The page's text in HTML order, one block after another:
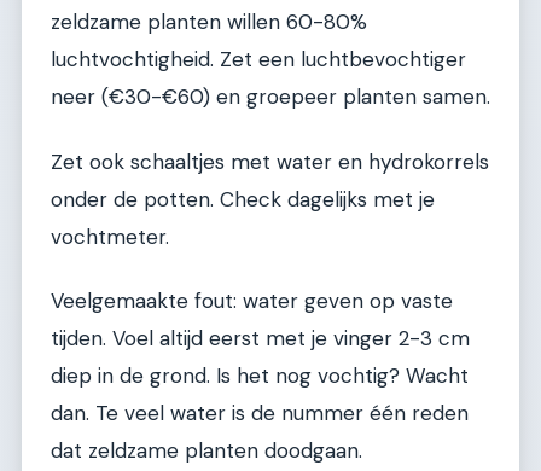
zeldzame planten willen 60-80%
luchtvochtigheid. Zet een luchtbevochtiger
neer (€30-€60) en groepeer planten samen.
Zet ook schaaltjes met water en hydrokorrels
onder de potten. Check dagelijks met je
vochtmeter.
Veelgemaakte fout: water geven op vaste
tijden. Voel altijd eerst met je vinger 2-3 cm
diep in de grond. Is het nog vochtig? Wacht
dan. Te veel water is de nummer één reden
dat zeldzame planten doodgaan.